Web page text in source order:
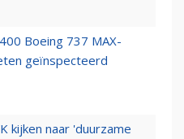
Boeing 737 MAX-
geïnspecteerd
kijken naar 'duurzame